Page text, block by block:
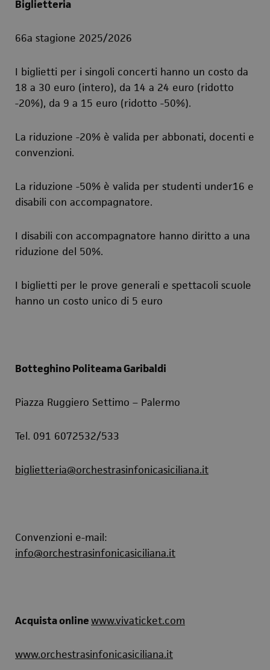
Biglietteria
66a stagione 2025/2026
I biglietti per i singoli concerti hanno un costo da
18 a 30 euro (intero), da 14 a 24 euro (ridotto
-20%), da 9 a 15 euro (ridotto -50%).
La riduzione -20% è valida per abbonati, docenti e
convenzioni.
La riduzione -50% è valida per studenti under16 e
disabili con accompagnatore.
I disabili con accompagnatore hanno diritto a una
riduzione del 50%.
I biglietti per le prove generali e spettacoli scuole
hanno un costo unico di 5 euro
Botteghino Politeama Garibaldi
Piazza Ruggiero Settimo – Palermo
Tel. 091 6072532/533
biglietteria@orchestrasinfonicasiciliana.it
Convenzioni e-mail:
info@orchestrasinfonicasiciliana.it
Acquista onlinewww.vivaticket.com
www.orchestrasinfonicasiciliana.it